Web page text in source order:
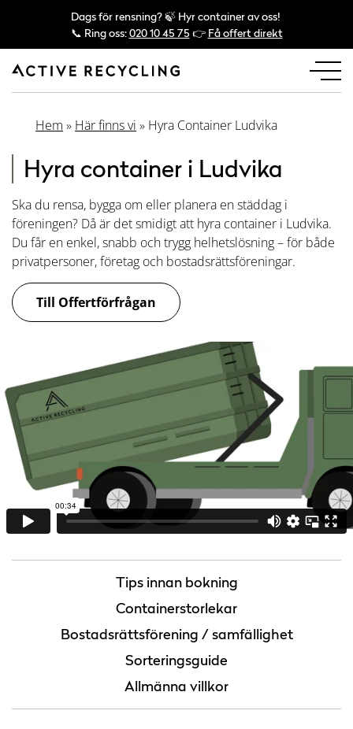
Dags för rensning? 🍃 Hyr container av oss!
📞 Ring oss:020 10 45 75 👉 Få offert direkt
Hem » Här finns vi » Hyra Container Ludvika
Hyra container i Ludvika
Ska du rensa, bygga om eller planera en städdag i
föreningen? Då är det smidigt att hyra container i Ludvika.
Du får en enkel, snabb och trygg helhetslösning – för både
privatpersoner, företag och bostadsrättsföreningar.
Till Offertförfrågan
Tips innan bokning
Containerstorlekar
Bostadsrättsförening / samfällighet
Sorteringsguide
Allmänna villkor